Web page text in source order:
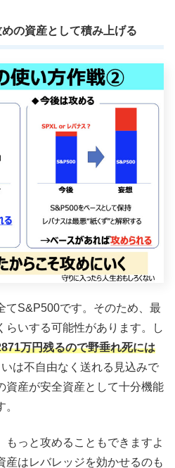
の資産として積み上げる
てS&P500です。そのため、最
らいする可能性があります。し
万円残るので野垂れ死には
は不自由なく送れる見込みで
資産が安全資産として十分機能
もっと攻めることもできますよ
産はレバレッジを効かせるのも